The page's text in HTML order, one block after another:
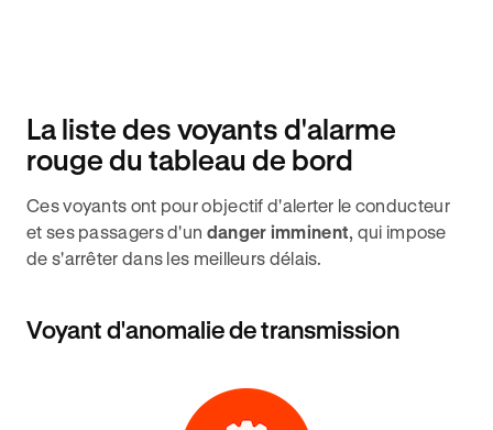
La liste des voyants d'alarme
rouge du tableau de bord
Ces voyants ont pour objectif d'alerter le conducteur
et ses passagers d'un danger imminent, qui impose
de s'arrêter dans les meilleurs délais.
Voyant d'anomalie de transmission